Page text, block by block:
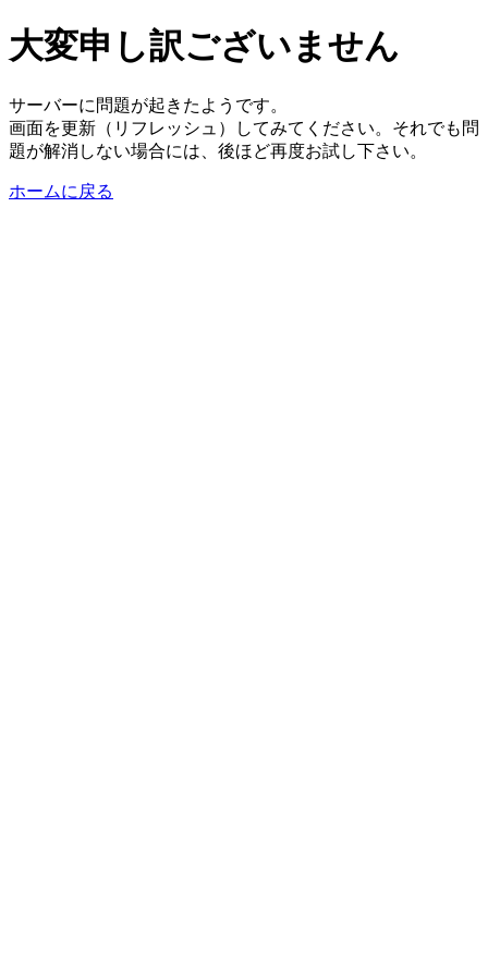
大変申し訳ございません
サーバーに問題が起きたようです。
画面を更新（リフレッシュ）してみてください。それでも問
題が解消しない場合には、後ほど再度お試し下さい。
ホームに戻る